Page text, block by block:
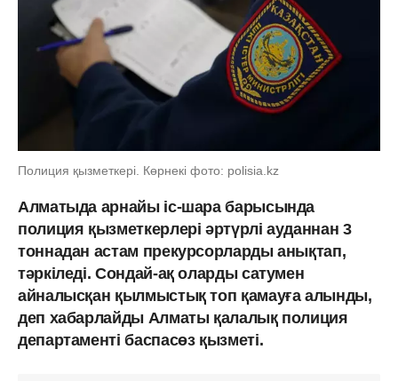
Полиция қызметкері. Көрнекі фото: polisia.kz
Алматыда арнайы іс-шара барысында
полиция қызметкерлері әртүрлі ауданнан 3
тоннадан астам прекурсорларды анықтап,
тәркіледі. Сондай-ақ оларды сатумен
айналысқан қылмыстық топ қамауға алынды,
деп хабарлайды Алматы қалалық полиция
департаменті баспасөз қызметі.